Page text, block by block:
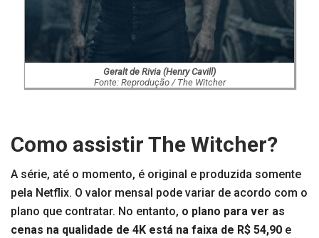
Geralt de Rivia (Henry Cavill)
Fonte: Reprodução / The Witcher
Como assistir The Witcher?
A série, até o momento, é original e produzida somente
pela Netflix. O valor mensal pode variar de acordo com o
plano que contratar. No entanto, o plano para ver as
cenas na qualidade de 4K está na faixa de R$ 54,90 e